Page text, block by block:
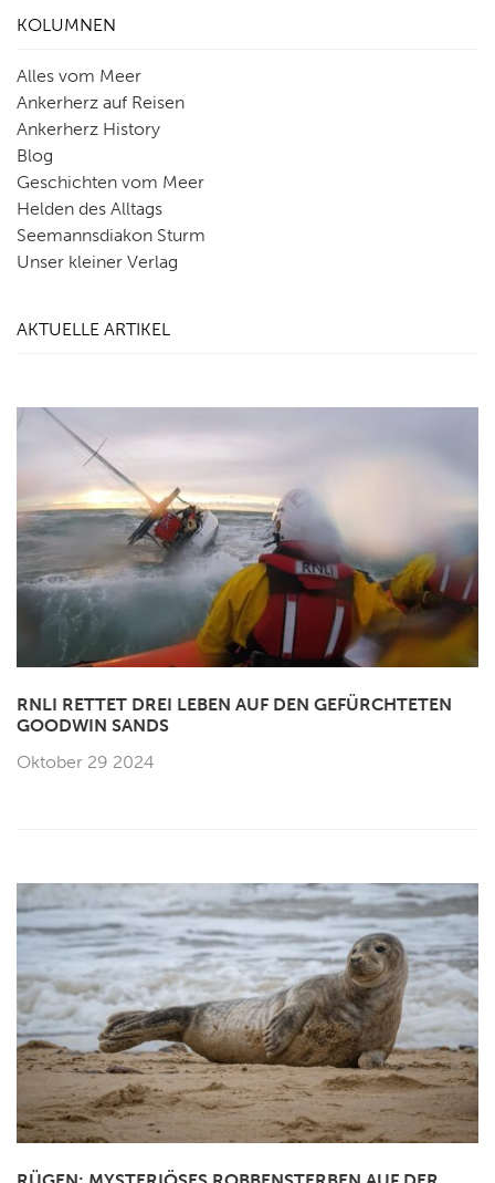
KOLUMNEN
Alles vom Meer
Ankerherz auf Reisen
Ankerherz History
Blog
Geschichten vom Meer
Helden des Alltags
Seemannsdiakon Sturm
Unser kleiner Verlag
AKTUELLE ARTIKEL
RNLI RETTET DREI LEBEN AUF DEN GEFÜRCHTETEN
GOODWIN SANDS
Oktober 29 2024